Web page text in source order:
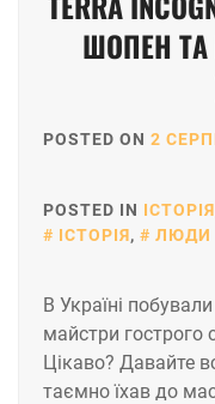
ШОПЕН
POSTED ON 2
POSTED IN ІСТОРІЯ
ІСТОРІЯ, ЛЮДИ
В Україні
майстри гострого
Цікаво? Давайте
таємно їхав до